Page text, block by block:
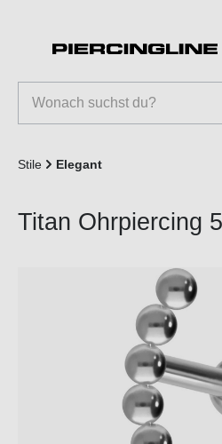
Stile Elegant
Titan Ohrpiercing